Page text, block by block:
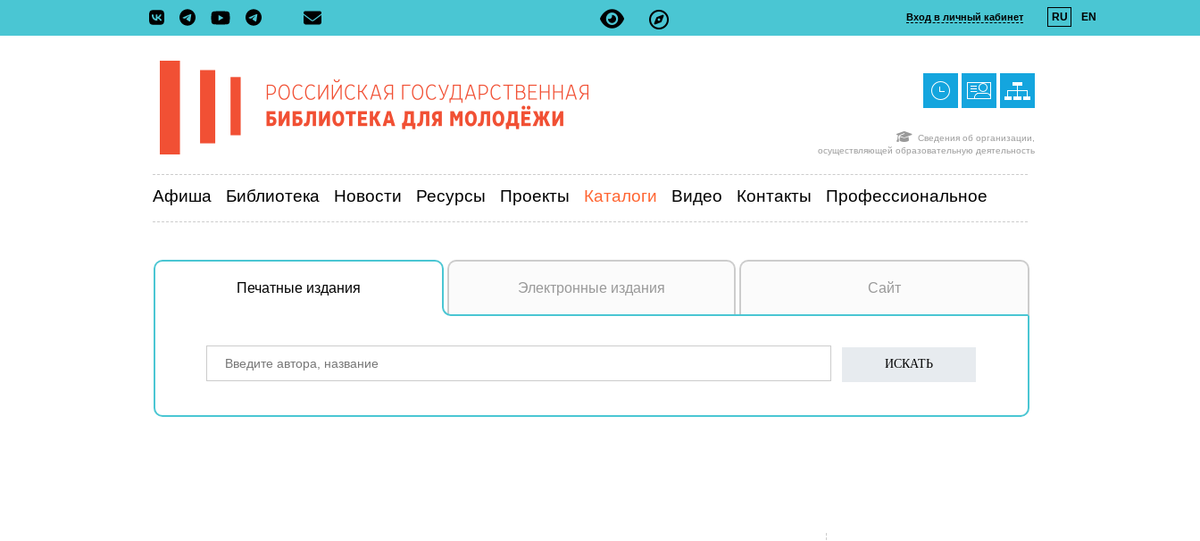
Вход в личный кабинет RU EN
Сведения об организации,
осуществляющей образовательную деятельность
Афиша Библиотека Новости Ресурсы Проекты Каталоги Видео Контакты Профессиональное
Печатные издания Электронные издания Сайт